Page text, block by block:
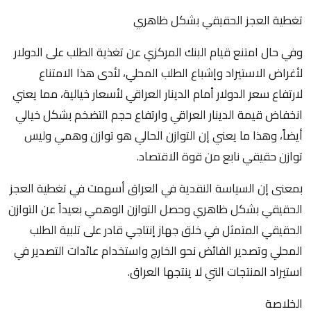
تغطية العجز الحقيقي بشكل ظاهري
وفي حال امتنع قيام البنك المركزي عن تغذية الطلب على الدولار
لأغراض الاستيراد وإشباع الطلب المحلي، لأدى هذا الامتناع
لارتفاع سعر الدولار أمام الدينار العراقي لأسعار خيالية، مما يعني
انخفاض قيمة الدينار العراقي وارتفاع حجم التضخم بشكل خيالي
أيضاً، وهذا ما يعني إن التوازن الحالي هو توازن وهمي وليس
توازن حقيقي نابع من قوة الاقتصاد.
بمعنى إن السياسة النقدية في العراق أسهمت في تغطية العجز
الحقيقي بشكل ظاهري وحصل التوازن الوهمي بعيداً عن التوازن
الحقيقي المتمثل في خلق جهاز إنتاجي قادر على تلبية الطلب
المحلي وتصدير الفائض نحو الخارج واستخدام عائدات التصدير في
استيراد المنتجات التي لا ينتجها العراق.
الخلاصة